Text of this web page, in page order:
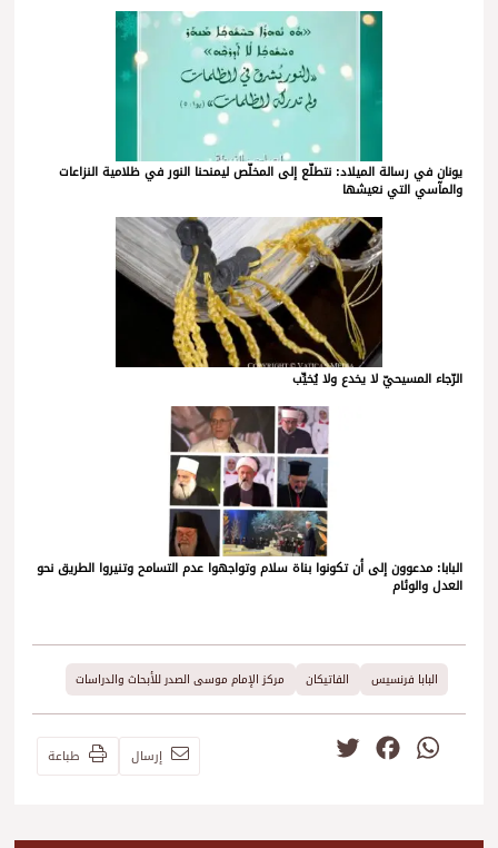
يونان في رسالة الميلاد: نتطلّع إلى المخلّص ليمنحنا النور في ظلامية النزاعات
والمآسي التي نعيشها
الرّجاء المسيحيّ لا يخدع ولا يُخيِّب
البابا: مدعوون إلى أن تكونوا بناة سلام وتواجهوا عدم التسامح وتنيروا الطريق نحو
العدل والوئام
البابا فرنسيس الفاتيكان مركز الإمام موسى الصدر للأبحاث والدراسات
WhatsApp
Facebook إرسال طباعة